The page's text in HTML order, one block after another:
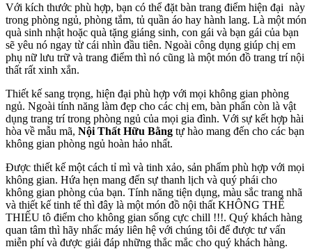
Với kích thước phù hợp, bạn có thể đặt bàn trang điểm hiện đại này
trong phòng ngủ, phòng tắm, tủ quần áo hay hành lang. Là một món
quà sinh nhật hoặc quà tặng giáng sinh, con gái và bạn gái của bạn
sẽ yêu nó ngay từ cái nhìn đầu tiên. Ngoài công dụng giúp chị em
phụ nữ lưu trữ và trang điểm thì nó cũng là một món đồ trang trí nội
thất rất xinh xắn.
Thiết kế sang trọng, hiện đại phù hợp với mọi không gian phòng
ngủ. Ngoài tính năng làm đẹp cho các chị em, bàn phấn còn là vật
dụng trang trí trong phòng ngủ của mọi gia đình. Với sự kết hợp hài
hòa về mẫu mã, Nội Thất Hữu Bằng tự hào mang đến cho các bạn
không gian phòng ngủ hoàn hảo nhất.
Được thiết kế một cách tỉ mì và tinh xảo, sản phẩm phù hợp với mọi
không gian. Hứa hẹn mang đến sự thanh lịch và quý phái cho
không gian phòng của bạn. Tính năng tiện dụng, màu sắc trang nhã
và thiết kế tinh tế thì đây là một món đồ nội thất KHÔNG THỂ
THIẾU tô điểm cho không gian sống cực chill !!!. Quý khách hàng
quan tâm thì hãy nhấc máy liên hệ với chúng tôi để được tư vấn
miễn phí và được giải đáp những thắc mắc cho quý khách hàng.